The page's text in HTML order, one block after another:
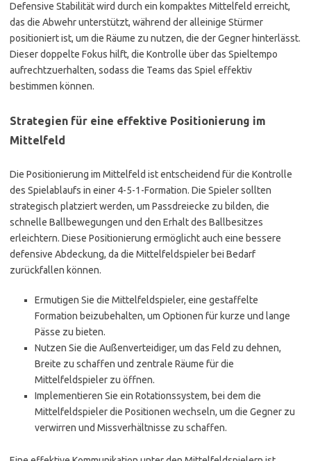
Defensive Stabilität wird durch ein kompaktes Mittelfeld erreicht,
das die Abwehr unterstützt, während der alleinige Stürmer
positioniert ist, um die Räume zu nutzen, die der Gegner hinterlässt.
Dieser doppelte Fokus hilft, die Kontrolle über das Spieltempo
aufrechtzuerhalten, sodass die Teams das Spiel effektiv
bestimmen können.
Strategien für eine effektive Positionierung im
Mittelfeld
Die Positionierung im Mittelfeld ist entscheidend für die Kontrolle
des Spielablaufs in einer 4-5-1-Formation. Die Spieler sollten
strategisch platziert werden, um Passdreiecke zu bilden, die
schnelle Ballbewegungen und den Erhalt des Ballbesitzes
erleichtern. Diese Positionierung ermöglicht auch eine bessere
defensive Abdeckung, da die Mittelfeldspieler bei Bedarf
zurückfallen können.
Ermutigen Sie die Mittelfeldspieler, eine gestaffelte
Formation beizubehalten, um Optionen für kurze und lange
Pässe zu bieten.
Nutzen Sie die Außenverteidiger, um das Feld zu dehnen,
Breite zu schaffen und zentrale Räume für die
Mittelfeldspieler zu öffnen.
Implementieren Sie ein Rotationssystem, bei dem die
Mittelfeldspieler die Positionen wechseln, um die Gegner zu
verwirren und Missverhältnisse zu schaffen.